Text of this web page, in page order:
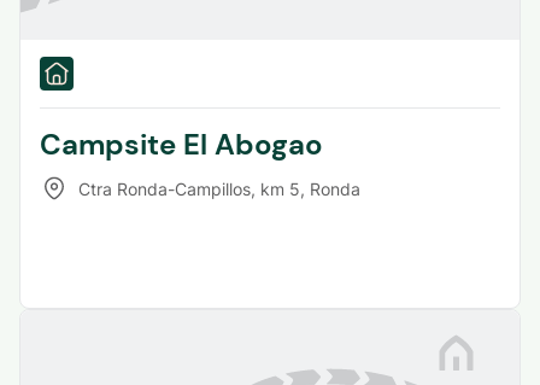
Campsite El Abogao
Ctra Ronda-Campillos, km 5, Ronda